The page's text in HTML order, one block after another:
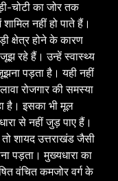
चोटी का जोर तक
नहीं हो पाते हैं।
क्षेत्र होने के कारण
रहे हैं। उन्हें स्वास्थ्य
पड़ता है। यही नहीं
रोजगार की समस्या
है। इसका भी मूल
से नहीं जुड़ पाए हैं।
शायद उत्तराखंड जैसी
पड़ता। मुख्यधारा का
वंचित कमजोर वर्ग के